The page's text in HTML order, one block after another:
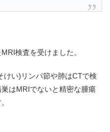
検査を受けました。
けい)リンパ節や肺はCTで検
はMRIでないと精密な腫瘍